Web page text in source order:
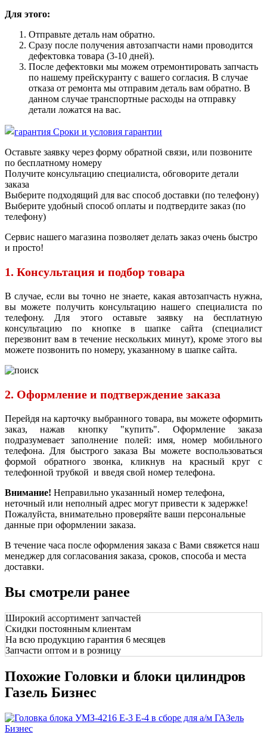
Для этого:
Отправьте деталь нам обратно.
Сразу после получения автозапчасти нами проводится
дефектовка товара (3-10 дней).
После дефектовки мы можем отремонтировать запчасть
по нашему прейскуранту с вашего согласия. В случае
отказа от ремонта мы отправим деталь вам обратно. В
данном случае транспортные расходы на отправку
детали ложатся на вас.
Сроки и условия гарантии
Оставьте заявку через форму обратной связи, или позвоните
по бесплатному номеру
Получите консультацию специалиста, обговорите детали
заказа
Выберите подходящий для вас способ доставки (по телефону)
Выберите удобный способ оплаты и подтвердите заказ (по
телефону)
Сервис нашего магазина позволяет делать заказ очень быстро
и просто!
1. Консультация и подбор товара
В случае, если вы точно не знаете, какая автозапчасть нужна,
вы можете получить консультацию нашего специалиста по
телефону. Для этого оставьте заявку на бесплатную
консультацию по кнопке в шапке сайта (специалист
перезвонит вам в течение нескольких минут), кроме этого вы
можете позвонить по номеру, указанному в шапке сайта.
2. Оформление и подтверждение заказа
Перейдя на карточку выбранного товара, вы можете оформить
заказ, нажав кнопку "купить". Оформление заказа
подразумевает заполнение полей: имя, номер мобильного
телефона. Для быстрого заказа Вы можете воспользоваться
формой обратного звонка, кликнув на красный круг с
телефонной трубкой и введя свой номер телефона.
Внимание! Неправильно указанный номер телефона,
неточный или неполный адрес могут привести к задержке!
Пожалуйста, внимательно проверяйте ваши персональные
данные при оформлении заказа.
В течение часа после оформления заказа с Вами свяжется наш
менеджер для согласования заказа, сроков, способа и места
доставки.
Вы смотрели ранее
Широкий ассортимент запчастей
Скидки постоянным клиентам
На всю продукцию гарантия 6 месяцев
Запчасти оптом и в розницу
Похожие Головки и блоки цилиндров
Газель Бизнес